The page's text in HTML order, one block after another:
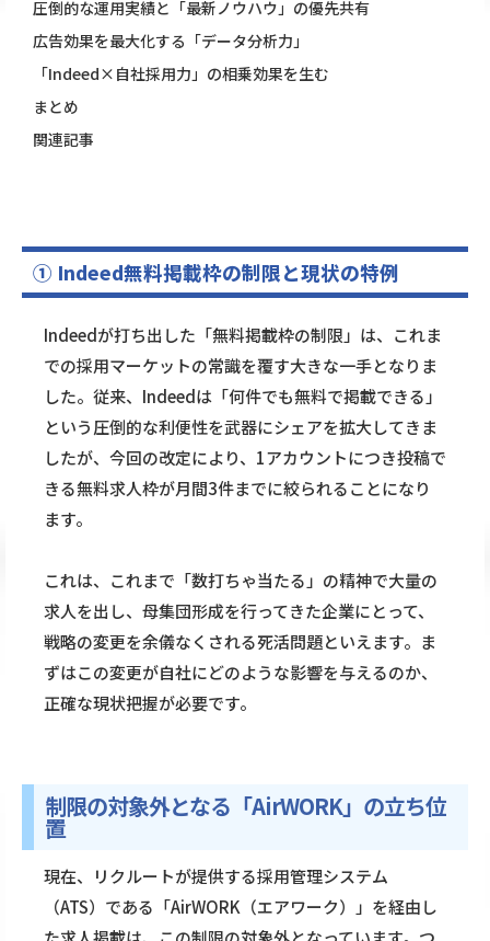
圧倒的な運用実績と「最新ノウハウ」の優先共有
広告効果を最大化する「データ分析力」
「Indeed×自社採用力」の相乗効果を生む
まとめ
関連記事
① Indeed無料掲載枠の制限と現状の特例
Indeedが打ち出した「無料掲載枠の制限」は、これま
での採用マーケットの常識を覆す大きな一手となりま
した。従来、Indeedは「何件でも無料で掲載できる」
という圧倒的な利便性を武器にシェアを拡大してきま
したが、今回の改定により、1アカウントにつき投稿で
きる無料求人枠が月間3件までに絞られることになり
ます。
これは、これまで「数打ちゃ当たる」の精神で大量の
求人を出し、母集団形成を行ってきた企業にとって、
戦略の変更を余儀なくされる死活問題といえます。ま
ずはこの変更が自社にどのような影響を与えるのか、
正確な現状把握が必要です。
制限の対象外となる「AirWORK」の立ち位
置
現在、リクルートが提供する採用管理システム
（ATS）である「AirWORK（エアワーク）」を経由し